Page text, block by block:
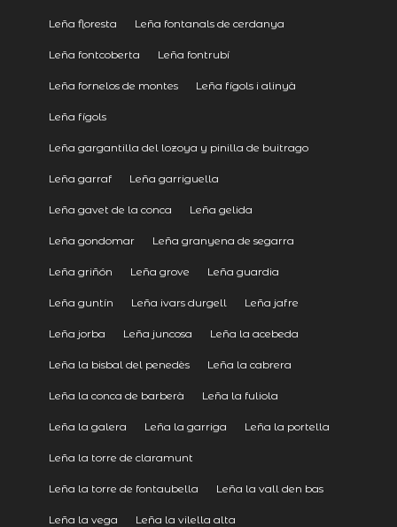
Leña floresta Leña fontanals de cerdanya
Leña fontcoberta Leña fontrubí
Leña fornelos de montes Leña fígols i alinyà
Leña fígols
Leña gargantilla del lozoya y pinilla de buitrago
Leña garraf Leña garriguella
Leña gavet de la conca Leña gelida
Leña gondomar Leña granyena de segarra
Leña griñón Leña grove Leña guardia
Leña guntín Leña ivars durgell Leña jafre
Leña jorba Leña juncosa Leña la acebeda
Leña la bisbal del penedès Leña la cabrera
Leña la conca de barberà Leña la fuliola
Leña la galera Leña la garriga Leña la portella
Leña la torre de claramunt
Leña la torre de fontaubella Leña la vall den bas
Leña la vega Leña la vilella alta